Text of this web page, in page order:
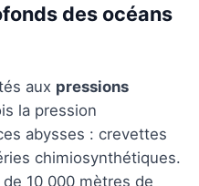
des océans
aux pressions
la pression
abysses : crevettes
chimiosynthétiques.
10 000 mètres de